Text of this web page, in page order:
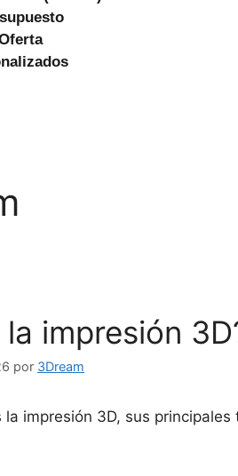
la impresión
por 3Dream
la impresión 3D, sus